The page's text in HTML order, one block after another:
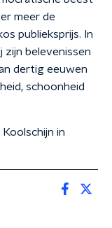
meer de
publieksprijs. In
zijn belevenissen
dertig eeuwen
schoonheid
in